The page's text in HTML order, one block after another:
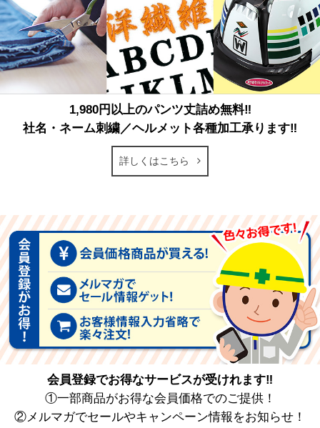
1,980円以上のパンツ丈詰め無料‼
社名・ネーム刺繍／ヘルメット各種加工承ります‼
詳しくはこちら
会員登録でお得なサービスが受けれます‼
①一部商品がお得な会員価格でのご提供！
②メルマガでセールやキャンペーン情報をお知らせ！